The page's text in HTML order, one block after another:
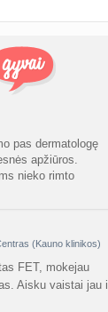
pas dermatologę
apžiūros.
nieko rimto
(Kauno klinikos)
FET, mokejau
Aisku vaistai jau i